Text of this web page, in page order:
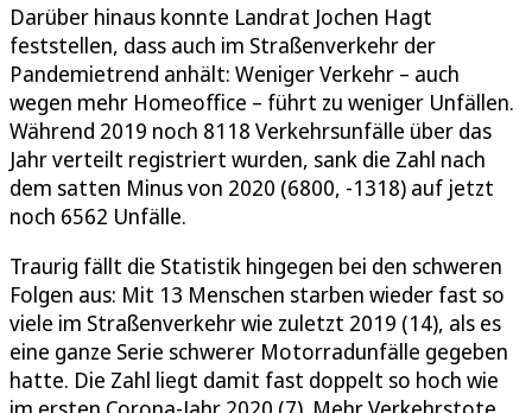
Darüber hinaus konnte Landrat Jochen Hagt
feststellen, dass auch im Straßenverkehr der
Pandemietrend anhält: Weniger Verkehr – auch
wegen mehr Homeoffice – führt zu weniger Unfällen.
Während 2019 noch 8118 Verkehrsunfälle über das
Jahr verteilt registriert wurden, sank die Zahl nach
dem satten Minus von 2020 (6800, -1318) auf jetzt
noch 6562 Unfälle.
Traurig fällt die Statistik hingegen bei den schweren
Folgen aus: Mit 13 Menschen starben wieder fast so
viele im Straßenverkehr wie zuletzt 2019 (14), als es
eine ganze Serie schwerer Motorradunfälle gegeben
hatte. Die Zahl liegt damit fast doppelt so hoch wie